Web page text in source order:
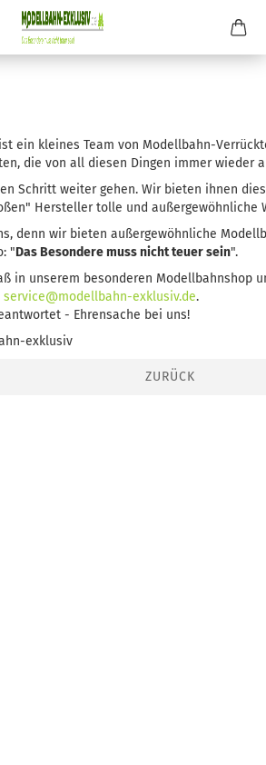
ein kleines Team von Modellbahn-
die von all diesen Dingen immer wieder
Schritt weiter gehen. Wir bieten ihnen
Hersteller tolle und außergewöhnliche
denn wir bieten außergewöhnliche
"Das Besondere muss nicht teuer sein".
in unserem besonderen Modellbahnshop
service@modellbahn-exklusiv.de.
- Ehrensache bei uns!
exklusiv
ZURÜCK